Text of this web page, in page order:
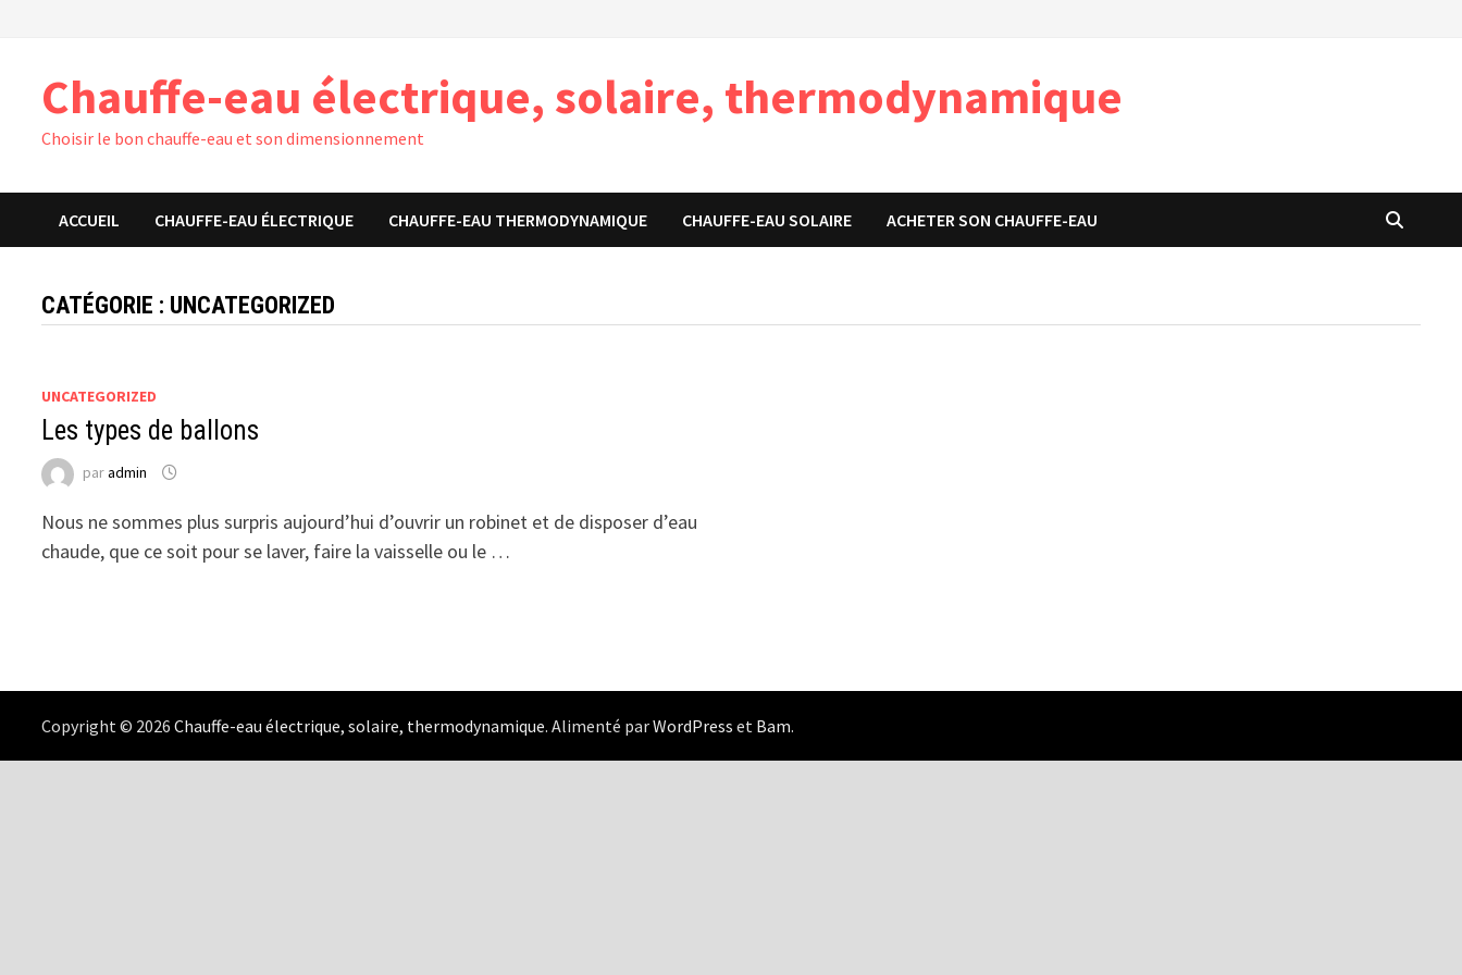
Chauffe-eau électrique, solaire, thermodynamique
Choisir le bon chauffe-eau et son dimensionnement
ACCUEIL CHAUFFE-EAU ÉLECTRIQUE CHAUFFE-EAU THERMODYNAMIQUE CHAUFFE-EAU SOLAIRE ACHETER SON CHAUFFE-EAU
CATÉGORIE : UNCATEGORIZED
UNCATEGORIZED
Les types de ballons
paradmin
Nous ne sommes plus surpris aujourd’hui d’ouvrir un robinet et de disposer d’eau
chaude, que ce soit pour se laver, faire la vaisselle ou le …
Copyright © 2026Chauffe-eau électrique, solaire, thermodynamique. Alimenté parWordPress et Bam.